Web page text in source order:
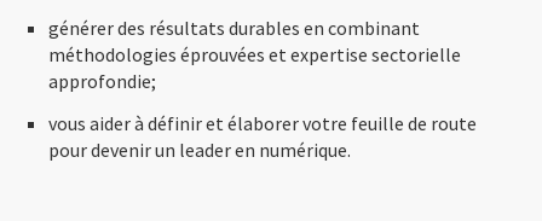
générer des résultats durables en combinant
méthodologies éprouvées et expertise sectorielle
approfondie;
vous aider à définir et élaborer votre feuille de route
pour devenir un leader en numérique.